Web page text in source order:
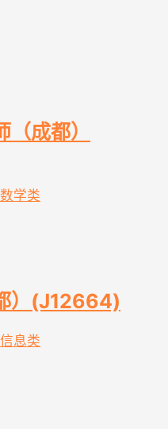
成都）
学类
）(J12664)
息类